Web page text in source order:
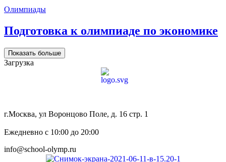
Олимпиады
Подготовка к олимпиаде по экономике
Показать больше
Загрузка
г.Москва, ул Воронцово Поле, д. 16 стр. 1
Ежедневно с 10:00 до 20:00
info@school-olymp.ru